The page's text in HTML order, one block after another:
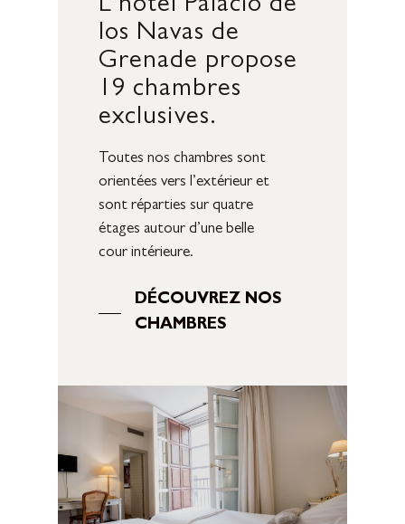
L'hôtel Palacio de
los Navas de
Grenade propose
19 chambres
exclusives.
Toutes nos chambres sont
orientées vers l’extérieur et
sont réparties sur quatre
étages autour d’une belle
cour intérieure.
DÉCOUVREZ NOS
CHAMBRES